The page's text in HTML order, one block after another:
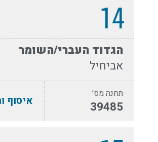
14
הגדוד העברי/השומר
אביחיל
תחנה מס׳
39485 איסוף